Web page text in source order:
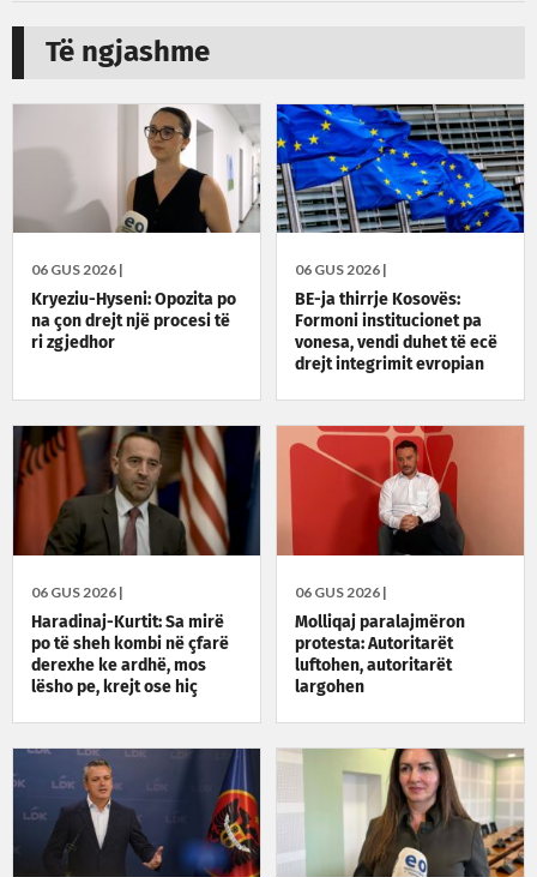
Të ngjashme
06 GUS 2026 |
Kryeziu-Hyseni: Opozita po
na çon drejt një procesi të
ri zgjedhor
06 GUS 2026 |
BE-ja thirrje Kosovës:
Formoni institucionet pa
vonesa, vendi duhet të ecë
drejt integrimit evropian
06 GUS 2026 |
Haradinaj-Kurtit: Sa mirë
po të sheh kombi në çfarë
derexhe ke ardhë, mos
lësho pe, krejt ose hiç
06 GUS 2026 |
Molliqaj paralajmëron
protesta: Autoritarët
luftohen, autoritarët
largohen